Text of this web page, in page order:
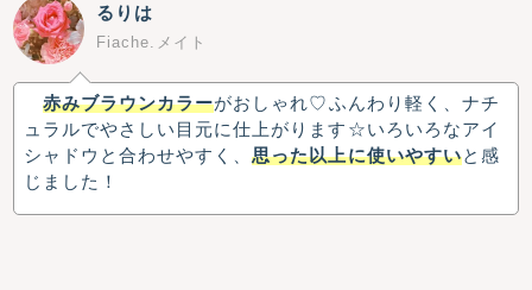
るりは
Fiache.メイト
赤みブラウンカラーがおしゃれ♡ふんわり軽く、ナチ
ュラルでやさしい目元に仕上がります☆いろいろなアイ
シャドウと合わせやすく、思った以上に使いやすいと感
じました！